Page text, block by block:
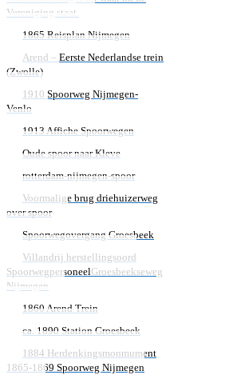
Vereniging staat.
1865 Reisplan Nijmegen
Arend – Eerste Nederlandse trein
(Zwolle)
1910 Spoorweg Nijmegen-
Venlo
1913 Affiche Spoorwegen
Oude spoor naar Kleve
rotterdam-nijmegen-spoor
Voormalige brug driehuizerweg
over spoor
Spoorwegovergang Groesbeek
Villandrij herstellingsoord
SpoorwegpersoneelGroesbeekseweg
Nijmegen
1860 Arend Trein
ca. 1890 Station Groesbeek
1884 Herdenkingsmonmument
1865-1869 Spoorweg Nijmegen